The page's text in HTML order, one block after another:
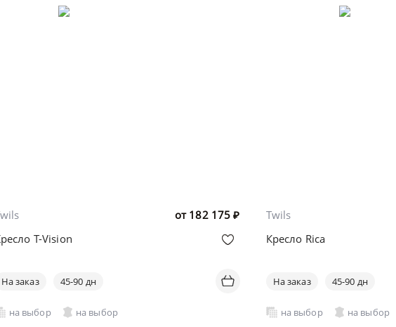
от 182 175 ₽
T-Vision
На заказ 45-90 дн
на выбор на выбор
Twils
Кресло Rica
На заказ 45-90 дн
на выбор на выбор